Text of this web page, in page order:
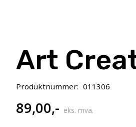
Art
Produktnummer: 011306
89,00,- eks. mva.